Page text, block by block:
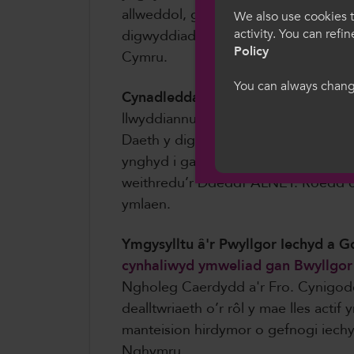
allweddol, gan gynnwys dyfodol
digwyddiad rôl ganolog y sector
Cymru.
Cynadleddau Blynyddol ADY a SBA
llwyddiannus ar gyfer Anghenion
Daeth y digwyddiadau ag
ynghyd i ganolbwyntio ar beth mae
weithredu’r Ddeddf ALNET.
ymlaen.
Ymgysylltu â'r Pwyllgor Iechyd a
cynhaliwyd ymweliad gan
Ngholeg Caerdydd a'r Fro.
dealltwriaeth o’r rôl y mae lles actif
manteision hirdymor o gefnogi
Croeso i
Dewiswch eich
gwcis.
We also use
activity. You can
Policy
You can always